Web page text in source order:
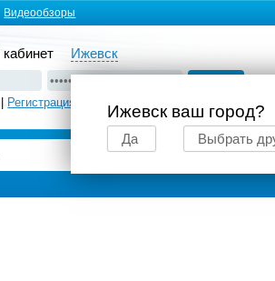
Видеообзоры
Ижевск
Ижевск ваш город?
Да Выбрать
Регистрация